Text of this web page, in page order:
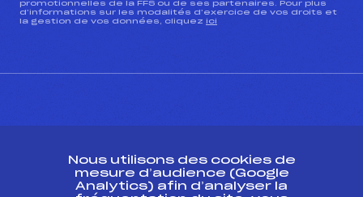
promotionnelles de la FFS ou de ses partenaires. Pour plus
d’informations sur les modalités d’exercice de vos droits et
la gestion de vos données, cliquez ici
Nous utilisons des cookies de
mesure d’audience (Google
Analytics) afin d’analyser la